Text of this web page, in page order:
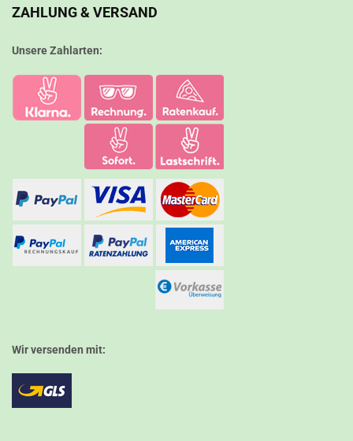
ZAHLUNG & VERSAND
Unsere Zahlarten:
Wir versenden mit: